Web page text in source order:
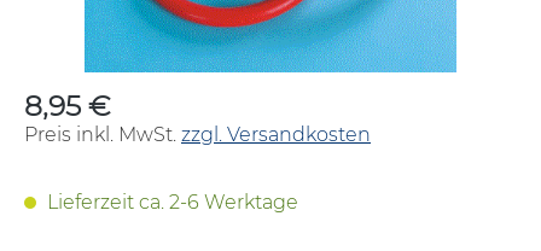
Regulärer Preis:
8,95 €
Preis inkl. MwSt. zzgl. Versandkosten
Lieferzeit ca. 2-6 Werktage